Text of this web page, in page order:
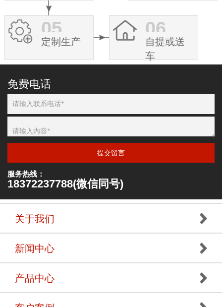
05
定制生产
06
自提或送
车
免费电话
提交留言
服务热线：
18372237788(微信同号)
关于我们
新闻中心
产品中心